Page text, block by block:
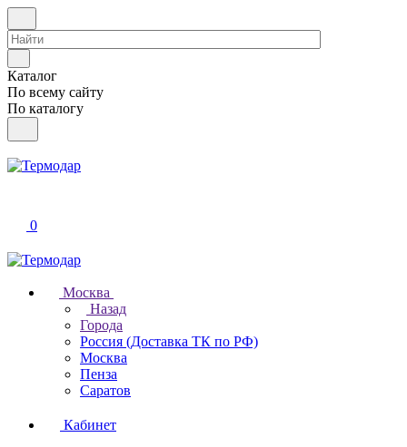
Каталог
По всему сайту
По каталогу
0
Москва
Назад
Города
Россия (Доставка ТК по РФ)
Москва
Пенза
Саратов
Кабинет